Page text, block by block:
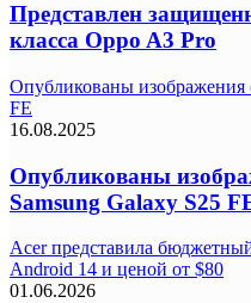
Представлен
класса Oppo A3 Pro
Опубликованы изображения
FE
16.08.2025
Опубликованы
Samsung Galaxy S25
Acer представила
Android 14 и ценой от $80
01.06.2026